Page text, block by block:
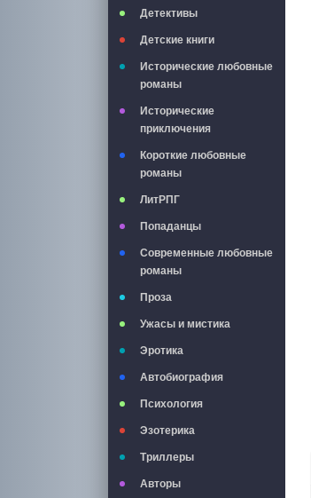
Детективы
Детские книги
Исторические любовные
романы
Исторические
приключения
Короткие любовные
романы
ЛитРПГ
Попаданцы
Современные любовные
романы
Проза
Ужасы и мистика
Эротика
Автобиография
Психология
Эзотерика
Триллеры
Авторы